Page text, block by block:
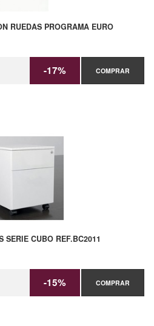
RUEDAS PROGRAMA EURO
-17% COMPRAR
SERIE CUBO REF.BC2011
-15% COMPRAR